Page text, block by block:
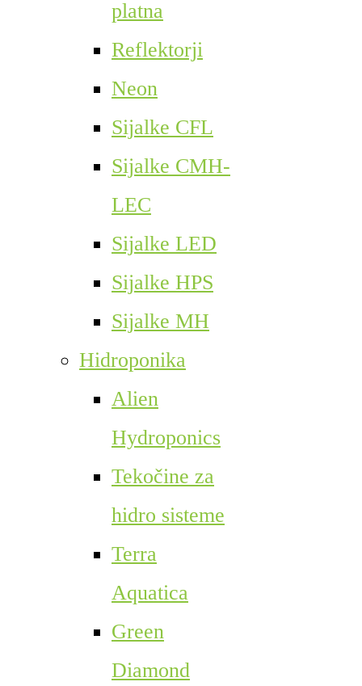
platna
Reflektorji
Neon
Sijalke CFL
Sijalke CMH-
LEC
Sijalke LED
Sijalke HPS
Sijalke MH
Hidroponika
Alien
Hydroponics
Tekočine za
hidro sisteme
Terra
Aquatica
Green
Diamond